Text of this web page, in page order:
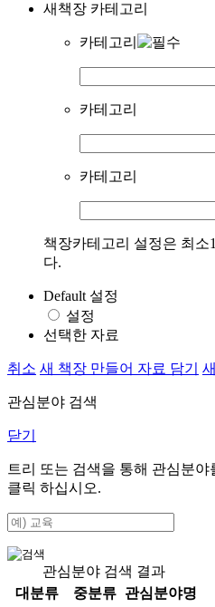
새책장 카테고리
카테고리
카테고리
카테고리
책장카테고리 설정은 최소
다.
Default 설정
설정
선택한 자료
취소 새 책장 만들어 자료 담기
관심분야 검색
닫기
트리 또는 검색을 통해 관심분야
클릭 하십시오.
관심분야 검색 결과
대분류
중분류
관심분야명